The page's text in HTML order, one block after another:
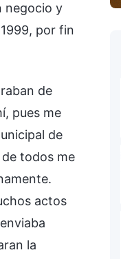
negocio y
por fin
de
pues me
de
todos me
actos
la